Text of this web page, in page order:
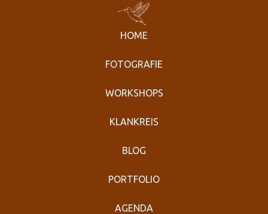
HOME
FOTOGRAFIE
WORKSHOPS
KLANKREIS
BLOG
PORTFOLIO
AGENDA